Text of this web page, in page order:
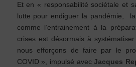
Et en « responsabilité sociétale et
lutte pour endiguer la pandémie,
comme l’entrainement à la
crises est désormais à
nous efforçons de faire par le
COVID », impulsé avecJacques